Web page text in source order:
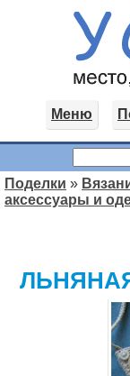
Меню
Поделки »
аксессуары и